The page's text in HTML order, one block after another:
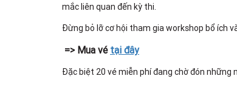
mắc liên quan đến kỳ thi.
Đừng bỏ lỡ cơ hội tham gia workshop bổ ích
=> Mua vé tại đây
Đặc biệt 20 vé miễn phí đang chờ đón những